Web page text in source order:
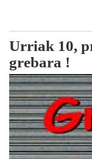
Urriak 10,
grebara !